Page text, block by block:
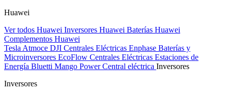
Huawei
Ver todos Huawei Inversores Huawei Baterías Huawei
Complementos Huawei
Tesla Atmoce DJI Centrales Eléctricas Enphase Baterías y
Microinversores EcoFlow Centrales Eléctricas Estaciones de
Energía Bluetti Mango Power Central eléctrica Inversores
Inversores